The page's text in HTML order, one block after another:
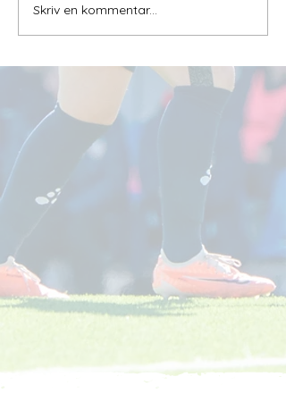
Skriv en kommentar...